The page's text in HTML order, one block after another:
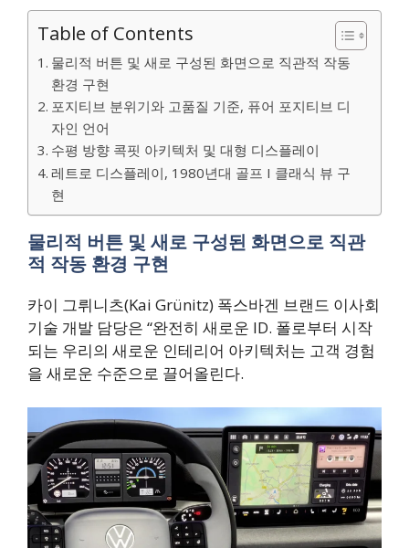
Table of Contents
물리적 버튼 및 새로 구성된 화면으로 직관적 작동
환경 구현
포지티브 분위기와 고품질 기준, 퓨어 포지티브 디
자인 언어
수평 방향 콕핏 아키텍처 및 대형 디스플레이
레트로 디스플레이, 1980년대 골프 I 클래식 뷰 구
현
물리적 버튼 및 새로 구성된 화면으로 직관
적 작동 환경 구현
카이 그뤼니츠(Kai Grünitz) 폭스바겐 브랜드 이사회
기술 개발 담당은 “완전히 새로운 ID. 폴로부터 시작
되는 우리의 새로운 인테리어 아키텍처는 고객 경험
을 새로운 수준으로 끌어올린다.